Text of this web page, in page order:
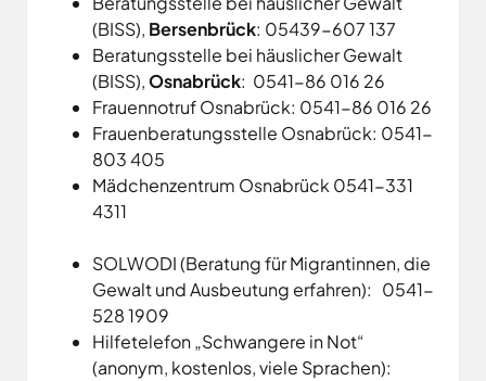
(BISS), Bersenbrück: 05439-607 137
Beratungsstelle bei häuslicher Gewalt
(BISS),Osnabrück: 0541-86 016 26
Frauennotruf Osnabrück: 0541-86 016 26
Frauenberatungsstelle Osnabrück: 0541-
803 405
Mädchenzentrum Osnabrück 0541-331
4311
SOLWODI (Beratung für Migrantinnen, die
Gewalt und Ausbeutung erfahren): 0541-
528 1909
Hilfetelefon „Schwangere in Not“
(anonym, kostenlos, viele Sprachen):